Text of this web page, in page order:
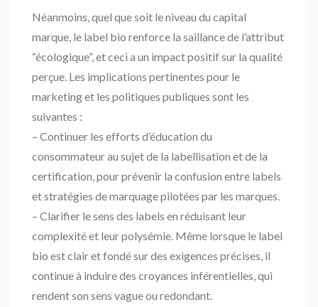
Néanmoins, quel que soit le niveau du capital
marque, le label bio renforce la saillance de l’attribut
“écologique”, et ceci a un impact positif sur la qualité
perçue. Les implications pertinentes pour le
marketing et les politiques publiques sont les
suivantes :
– Continuer les efforts d’éducation du
consommateur au sujet de la labellisation et de la
certification, pour prévenir la confusion entre labels
et stratégies de marquage pilotées par les marques.
– Clarifier le sens des labels en réduisant leur
complexité et leur polysémie. Même lorsque le label
bio est clair et fondé sur des exigences précises, il
continue à induire des croyances inférentielles, qui
rendent son sens vague ou redondant.